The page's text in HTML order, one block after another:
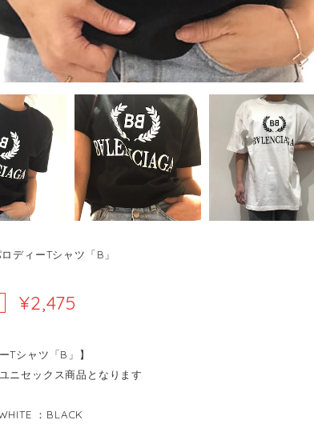
ロディーTシャツ「B」
¥2,475
Tシャツ「B」】
ニセックス商品となります
：BLACK